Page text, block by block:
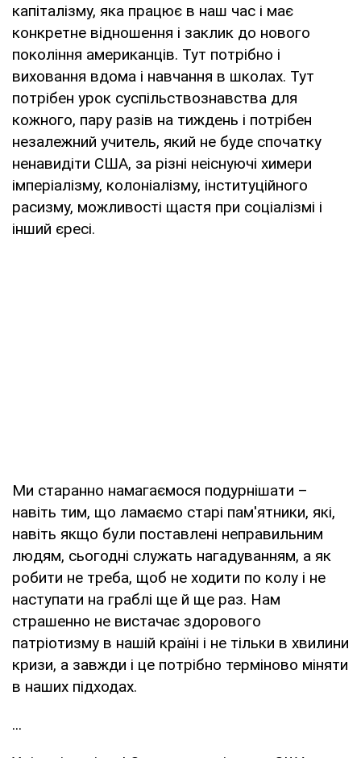
капіталізму, яка працює в наш час і має
конкретне відношення і заклик до нового
покоління американців. Тут потрібно і
виховання вдома і навчання в школах. Тут
потрібен урок суспільствознавства для
кожного, пару разів на тиждень і потрібен
незалежний учитель, який не буде спочатку
ненавидіти США, за різні неіснуючі химери
імперіалізму, колоніалізму, інституційного
расизму, можливості щастя при соціалізмі і
інший єресі.
Ми старанно намагаємося подурнішати –
навіть тим, що ламаємо старі пам'ятники, які,
навіть якщо були поставлені неправильним
людям, сьогодні служать нагадуванням, а як
робити не треба, щоб не ходити по колу і не
наступати на граблі ще й ще раз. Нам
страшенно не вистачає здорового
патріотизму в нашій країні і не тільки в хвилини
кризи, а завжди і це потрібно терміново міняти
в наших підходах.
...